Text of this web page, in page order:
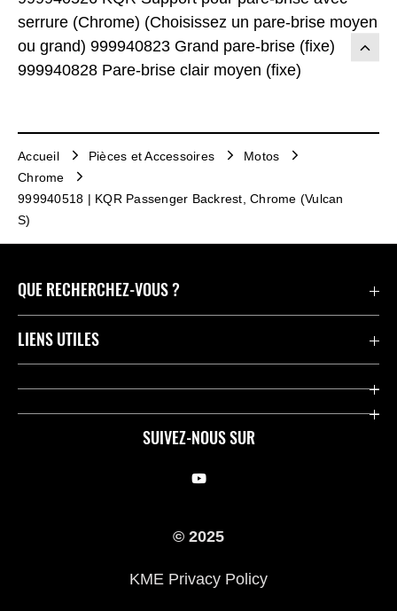
serrure (Chrome) (Choisissez un pare-brise moyen
ou grand) 999940823 Grand pare-brise (fixe)
999940828 Pare-brise clair moyen (fixe)
Accueil Pièces et Accessoires
Motos
Chrome
999940518 | KQR Passenger Backrest, Chrome (Vulcan
S)
SUIVEZ-NOUS SUR
QUE RECHERCHEZ-VOUS ?
Motos
Compétition
LIENS UTILES
Press
© 2025
KME Privacy Policy